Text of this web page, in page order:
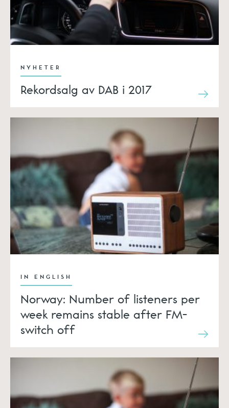
NYHETER
Rekordsalg av DAB i 2017
IN ENGLISH
Norway: Number of listeners per
week remains stable after FM-
switch off